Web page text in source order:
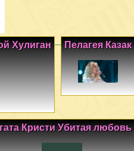
Пелагея Казак
Хулиган
Кристи Убитая любовь